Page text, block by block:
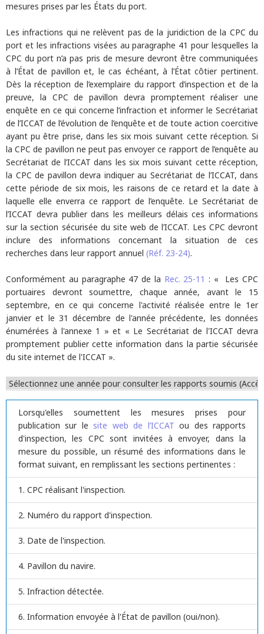
mesures prises par les États du port.
Les infractions qui ne relèvent pas de la juridiction de la CPC du
port et les infractions visées au paragraphe 41 pour lesquelles la
CPC du port n’a pas pris de mesure devront être communiquées
à l’État de pavillon et, le cas échéant, à l’État côtier pertinent.
Dès la réception de l’exemplaire du rapport d’inspection et de la
preuve, la CPC de pavillon devra promptement réaliser une
enquête en ce qui concerne l’infraction et informer le Secrétariat
de l’ICCAT de l’évolution de l’enquête et de toute action coercitive
ayant pu être prise, dans les six mois suivant cette réception. Si
la CPC de pavillon ne peut pas envoyer ce rapport de l’enquête au
Secrétariat de l’ICCAT dans les six mois suivant cette réception,
la CPC de pavillon devra indiquer au Secrétariat de l’ICCAT, dans
cette période de six mois, les raisons de ce retard et la date à
laquelle elle enverra ce rapport de l’enquête. Le Secrétariat de
l’ICCAT devra publier dans les meilleurs délais ces informations
sur la section sécurisée du site web de l’ICCAT. Les CPC devront
inclure des informations concernant la situation de ces
recherches dans leur rapport annuel (Réf. 23-24).
Conformément au paragraphe 47 de la Rec. 25-11 : « Les CPC
portuaires devront soumettre, chaque année, avant le 15
septembre, en ce qui concerne l'activité réalisée entre le 1er
janvier et le 31 décembre de l'année précédente, les données
énumérées à l'annexe 1 » et « Le Secrétariat de l'ICCAT devra
promptement publier cette information dans la partie sécurisée
du site internet de l'ICCAT ».
Lorsqu'elles soumettent les mesures prises pour
publication sur le site web de l’ICCAT ou des rapports
d'inspection, les CPC sont invitées à envoyer, dans la
mesure du possible, un résumé des informations dans le
format suivant, en remplissant les sections pertinentes :
CPC réalisant l'inspection.
Numéro du rapport d'inspection.
Date de l'inspection.
Pavillon du navire.
Infraction détectée.
Information envoyée à l'État de pavillon (oui/non).